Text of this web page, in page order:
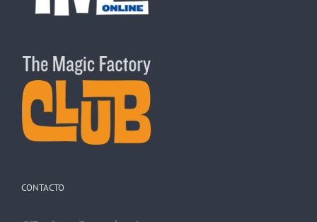
CONTACTO